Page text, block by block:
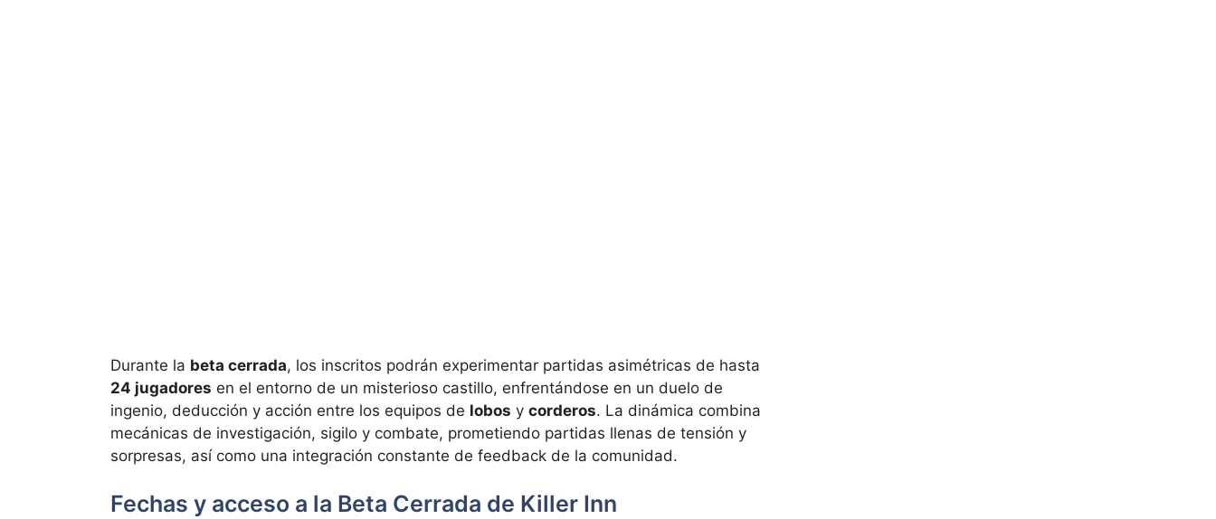
Durante la beta cerrada, los inscritos podrán experimentar partidas asimétricas de hasta
24 jugadores en el entorno de un misterioso castillo, enfrentándose en un duelo de
ingenio, deducción y acción entre los equipos de lobos y corderos. La dinámica combina
mecánicas de investigación, sigilo y combate, prometiendo partidas llenas de tensión y
sorpresas, así como una integración constante de feedback de la comunidad.
Fechas y acceso a la Beta Cerrada de Killer Inn